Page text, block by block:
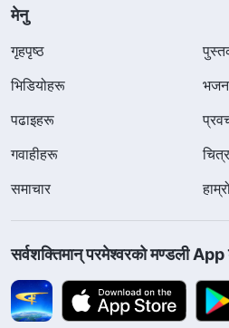
मेनु
गृहपृष्ठ
भिडियोहरू
पढाइहरू
गवाहीहरू
समाचार
सर्वशक्तिमान्‌ परमेश्‍वरको मण्डली App